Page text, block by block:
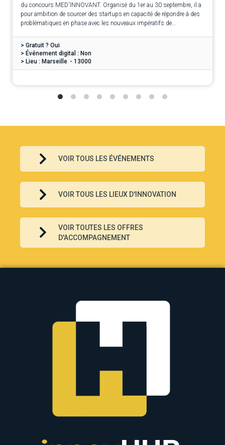
du concours MED'INNOVANT. Organisé du 1er au 30 septembre, il a
pour ambition de sourcer des startups en capacité de répondre à des
problématiques en phase avec les nouveaux impératifs de
> Gratuit ? Oui
> Événement digital : Non
> Lieu : Marseille - 13000
VOIR TOUS LES ÉVÉNEMENTS
VOIR TOUS LES LIEUX D'INNOVATION
VOIR TOUTES LES OFFRES
D'ACCOMPAGNEMENT